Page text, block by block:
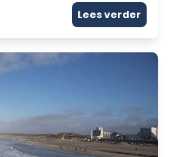
Lees verder